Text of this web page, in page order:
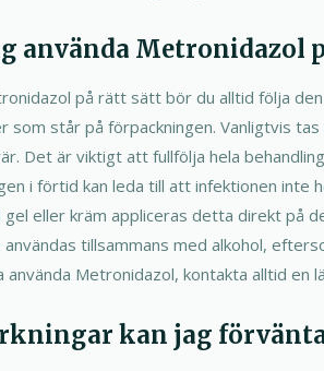
använda Metronidazol
på rätt sätt bör du alltid följa
som står på förpackningen. Vanligtvis
Det är viktigt att fullfölja hela
i förtid kan leda till att infektionen inte
gel eller kräm appliceras detta direkt på
tillsammans med alkohol,
använda Metronidazol, kontakta alltid en
kan jag